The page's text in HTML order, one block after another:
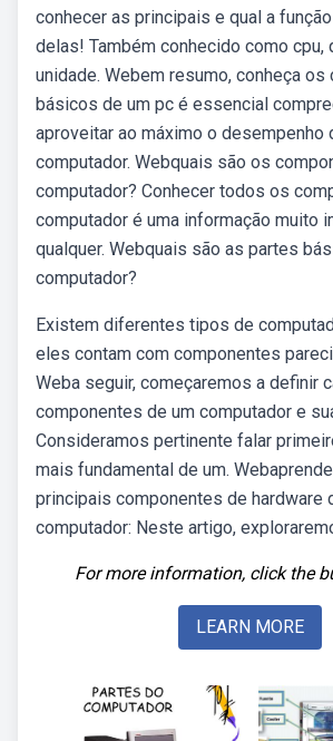
conhecer as principais e qual a
delas! Também conhecido como cpu,
unidade. Webem resumo, conheça os
básicos⁤ de um pc é essencial
aproveitar ao máximo o desempenho
computador. Webquais são os
computador? Conhecer todos os
computador é uma informação muito
qualquer. Webquais são as partes
computador?
Existem diferentes tipos de
eles contam com componentes
Weba seguir, começaremos a definir
componentes de um computador e
Consideramos pertinente falar
mais fundamental de um.
principais componentes de hardware
computador: Neste artigo,
For more information, click the
LEARN MORE